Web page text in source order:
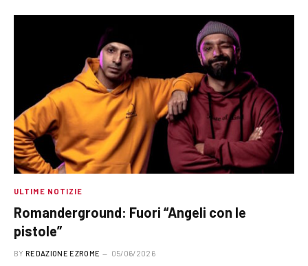
ULTIME NOTIZIE
Romanderground: Fuori “Angeli con le
pistole”
BY REDAZIONE EZROME 05/06/2026